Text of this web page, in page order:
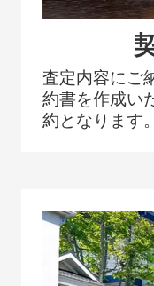
査定内容にご
約書を作成い
約となります。